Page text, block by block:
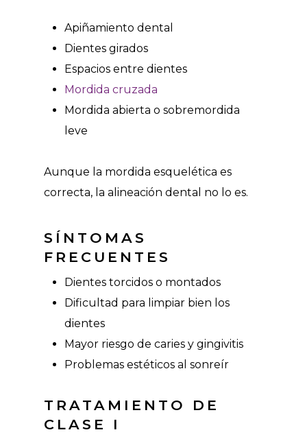
Apiñamiento dental
Dientes girados
Espacios entre dientes
Mordida cruzada
Mordida abierta o sobremordida
leve
Aunque la mordida esquelética es
correcta, la alineación dental no lo es.
SÍNTOMAS
FRECUENTES
Dientes torcidos o montados
Dificultad para limpiar bien los
dientes
Mayor riesgo de caries y gingivitis
Problemas estéticos al sonreír
TRATAMIENTO DE
CLASE I